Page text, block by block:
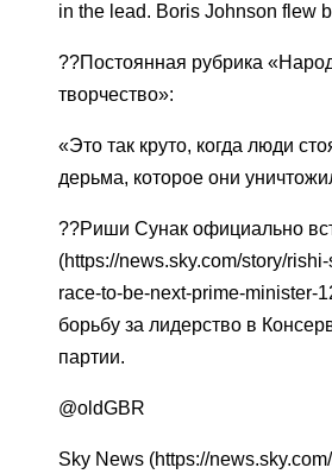
in the lead. Boris Johnson flew
??Постоянная рубрика
творчество»:
«Это так круто, когда люди
дерьма, которое они
??Риши Сунак официально
(https://news.sky.com/story/
race-to-be-next-prime-minister-
борьбу за лидерство в
партии.
@oldGBR
Sky News (https://